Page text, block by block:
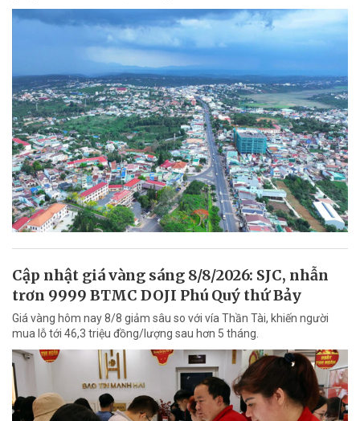
Cập nhật giá vàng sáng 8/8/2026: SJC, nhẫn
trơn 9999 BTMC DOJI Phú Quý thứ Bảy
Giá vàng hôm nay 8/8 giảm sâu so với vía Thần Tài, khiến người
mua lỗ tới 46,3 triệu đồng/lượng sau hơn 5 tháng.